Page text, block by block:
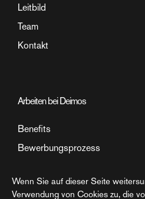
Leitbild
Team
Kontakt
Arbeiten bei Deimos
Benefits
Bewerbungsprozess
Einblick in den Arbeitsalltag
Wenn Sie auf dieser Seite
Verwendung von Cookies zu, die